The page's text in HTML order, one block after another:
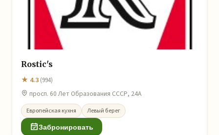
Rostic's
★ 4.3 (994)
просп. 60 Лет Образования СССР, 24А
Европейская кухня Левый берег
Забронировать